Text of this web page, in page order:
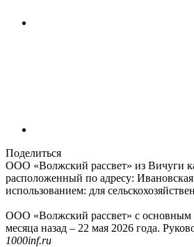
Поделиться
ООО «Волжский рассвет» из Вичуги
расположенный по адресу:
использованием: для
ООО «Волжский рассвет» с основным
месяца назад – 22 мая 2026 года.
1000inf.ru